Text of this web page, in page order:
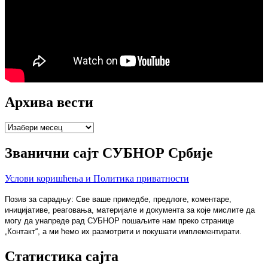
Архива вести
Архива
Званични сајт СУБНОР Србије
Услови коришћења и Политика приватности
Позив за сарадњу: Све ваше примедбе, предлоге, коментаре,
иницијативе, реаговања, материјале и документа за које мислите да
могу да унапреде рад СУБНОР пошаљите нам преко странице
„Контакт“, а ми ћемо их размотрити и покушати имплементирати.
Статистика сајта